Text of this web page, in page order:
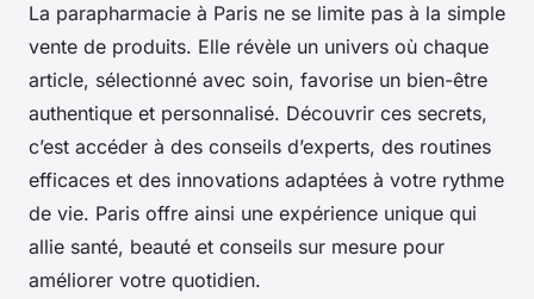
La parapharmacie à Paris ne se limite pas à la simple
vente de produits. Elle révèle un univers où chaque
article, sélectionné avec soin, favorise un bien-être
authentique et personnalisé. Découvrir ces secrets,
c’est accéder à des conseils d’experts, des routines
efficaces et des innovations adaptées à votre rythme
de vie. Paris offre ainsi une expérience unique qui
allie santé, beauté et conseils sur mesure pour
améliorer votre quotidien.